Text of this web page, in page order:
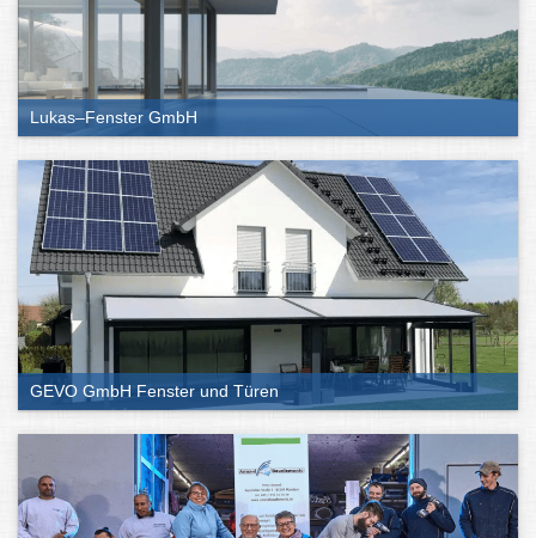
Lukas–Fenster GmbH
GEVO GmbH Fenster und Türen